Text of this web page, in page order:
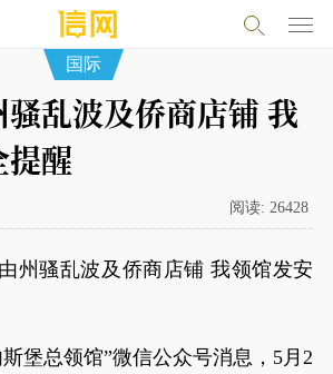
国际
乱波及侨商店铺 我
醒
阅读: 26428
州骚乱波及侨商店铺 我领馆发安
堡总领馆”微信公众号消息，5月2